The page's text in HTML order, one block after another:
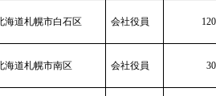
海道札幌市白石区 会社役員 120
海道札幌市南区 会社役員 30